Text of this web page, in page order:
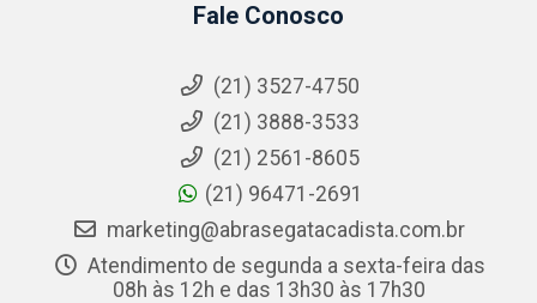
Fale Conosco
(21) 3527-4750
(21) 3888-3533
(21) 2561-8605
(21) 96471-2691
marketing@abrasegatacadista.com.br
Atendimento de segunda a sexta-feira das
08h às 12h e das 13h30 às 17h30